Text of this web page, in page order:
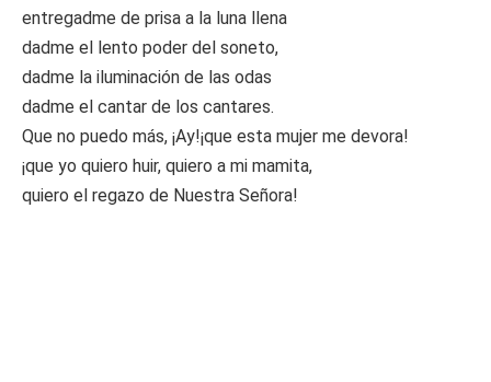
entregadme de prisa a la luna llena
dadme el lento poder del soneto,
dadme la iluminación de las odas
dadme el cantar de los cantares.
Que no puedo más, ¡Ay!¡que esta mujer me devora!
¡que yo quiero huir, quiero a mi mamita,
quiero el regazo de Nuestra Señora!